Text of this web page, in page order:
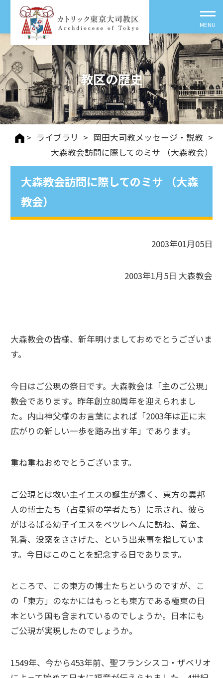
教区の歴史
> ライブラリ > 岡田大司教メッセージ・説教 >
大森教会訪問に際してのミサ （大森教会）
大森教会訪問に際してのミサ （大森
教会）
2003年01月05日
2003年1月5日 大森教会
大森教会の皆様、新年明けましておめでとうございま
す。
今日はご公現の祭日です。大森教会は「主のご公現」
教会であります。昨年創立80周年を迎えられまし
た。内山神父様のお言葉によれば「2003年は正に末
広がりの新しい一歩を踏み出す年」であります。
重ね重ねおめでとうございます。
ご公現とは救い主イエスの誕生が遠く、東方の異邦
人の博士たち（占星術の学者たち）に示され、彼ら
がはるばる幼子イエスをベツレヘムに訪ね、黄金、
乳香、没薬をささげた、という出来事を指していま
す。今日はこのことを記念する日であります。
ところで、この東方の博士たちというのですが、こ
の「東方」のなかにはもっとも東方である極東の日
本という国も含まれているのでしょうか。日本にも
ご公現が実現したのでしょうか。
1549年、今から453年前、聖フランシスコ・ザベリオ